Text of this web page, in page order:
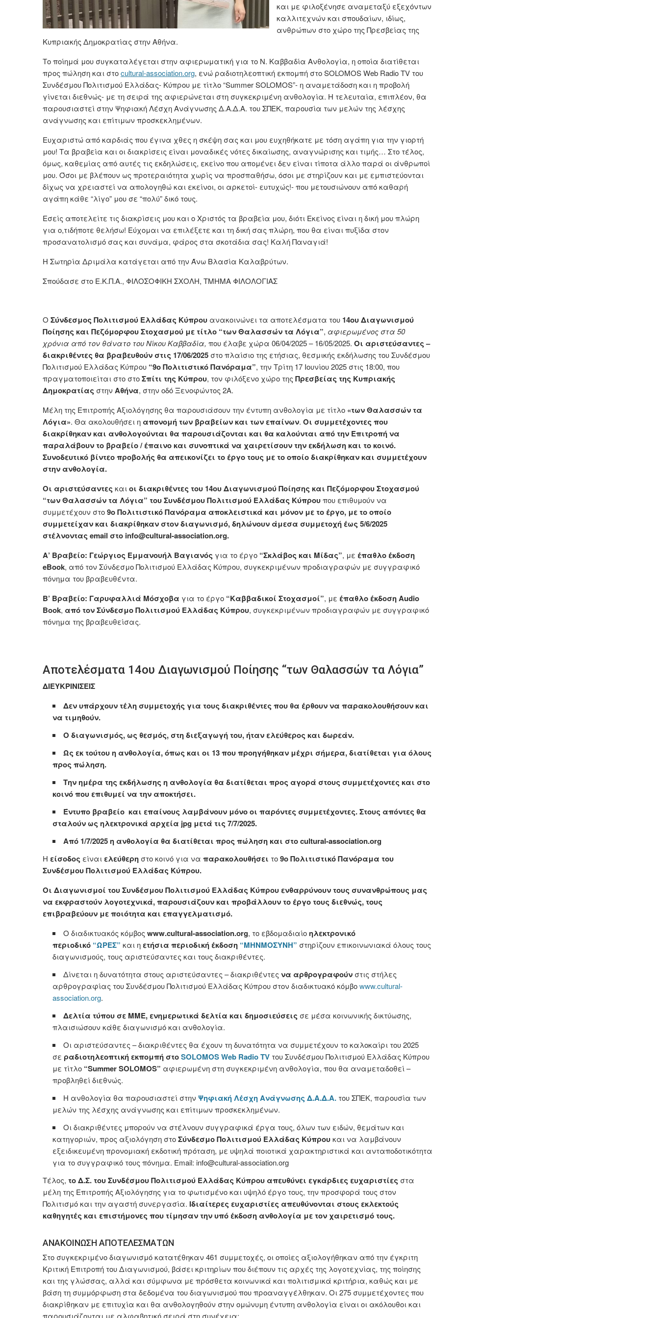
και με φιλοξένησε αναμεταξύ εξεχόντων
καλλιτεχνών και σπουδαίων, ιδίως,
ανθρώπων στο χώρο της Πρεσβείας της
Κυπριακής Δημοκρατίας στην Αθήνα.
Το ποίημά μου συγκαταλέγεται στην αφιερωματική για το Ν. Καββαδία Ανθολογία, η οποία διατίθεται
προς πώληση και στοcultural-association.org, ενώ ραδιοτηλεοπτική εκπομπή στο SOLOMOS Web Radio TV του
Συνδέσμου Πολιτισμού Ελλάδας- Κύπρου με τίτλο “Summer SOLOMOS”- η αναμετάδοση και η προβολή
γίνεται διεθνώς- με τη σειρά της αφιερώνεται στη συγκεκριμένη ανθολογία. Η τελευταία, επιπλέον, θα
παρουσιαστεί στην Ψηφιακή Λέσχη Ανάγνωσης Δ.Α.Δ.Α. του ΣΠΕΚ, παρουσία των μελών της λέσχης
ανάγνωσης και επίτιμων προσκεκλημένων.
Ευχαριστώ από καρδιάς που έγινα χθες η σκέψη σας και μου ευχηθήκατε με τόση αγάπη για την γιορτή
μου! Τα βραβεία και οι διακρίσεις είναι μοναδικές νότες δικαίωσης, αναγνώρισης και τιμής… Στο τέλος,
όμως, καθεμίας από αυτές τις εκδηλώσεις, εκείνο που απομένει δεν είναι τίποτα άλλο παρά οι άνθρωποί
μου. Όσοι με βλέπουν ως προτεραιότητα χωρίς να προσπαθήσω, όσοι με στηρίζουν και με εμπιστεύονται
δίχως να χρειαστεί να απολογηθώ και εκείνοι, οι αρκετοί- ευτυχώς!- που μετουσιώνουν από καθαρή
αγάπη κάθε “λίγο” μου σε “πολύ” δικό τους.
Εσείς αποτελείτε τις διακρίσεις μου και ο Χριστός τα βραβεία μου, διότι Εκείνος είναι η δική μου πλώρη
για ο,τιδήποτε θελήσω! Εύχομαι να επιλέξετε και τη δική σας πλώρη, που θα είναι πυξίδα στον
προσανατολισμό σας και συνάμα, φάρος στα σκοτάδια σας! Καλή Παναγιά!
Η Σωτηρία Δριμάλα κατάγεται από την Άνω Βλασία Καλαβρύτων.
Σπούδασε στο Ε.Κ.Π.Α., ΦΙΛΟΣΟΦΙΚΗ ΣΧΟΛΗ, ΤΜΗΜΑ ΦΙΛΟΛΟΓΙΑΣ
Ο Σύνδεσμος Πολιτισμού Ελλάδας Κύπρου ανακοινώνει τα αποτελέσματα του 14ου Διαγωνισμού
Ποίησης και Πεζόμορφου Στοχασμού με τίτλο “των Θαλασσών τα Λόγια”, αφιερωμένος στα 50
χρόνια από τον θάνατο του Νίκου Καββαδία, που έλαβε χώρα 06/04/2025 – 16/05/2025. Οι αριστεύσαντες –
διακριθέντες θα βραβευθούν στις 17/06/2025 στο πλαίσιο της ετήσιας, θεσμικής εκδήλωσης του Συνδέσμου
Πολιτισμού Ελλάδας Κύπρου “9ο Πολιτιστικό Πανόραμα”, την Τρίτη 17 Ιουνίου 2025 στις 18:00, που
πραγματοποιείται στο στοΣπίτι της Κύπρου, τον φιλόξενο χώρο της Πρεσβείας της Κυπριακής
Δημοκρατίας στην Αθήνα, στην οδό Ξενοφώντος 2Α.
Μέλη της Επιτροπής Αξιολόγησης θα παρουσιάσουν την έντυπη ανθολογία με τίτλο «των Θαλασσών τα
Λόγια». Θα ακολουθήσει η απονομή των βραβείων και των επαίνων. Οι συμμετέχοντες που
διακρίθηκαν και ανθολογούνται θα παρουσιάζονται και θα καλούνται από την Επιτροπή να
παραλάβουν το βραβείο / έπαινο και συνοπτικά να χαιρετίσουν την εκδήλωση και το κοινό.
Συνοδευτικό βίντεο προβολής θα απεικονίζει το έργο τους με το οποίο διακρίθηκαν και συμμετέχουν
στην ανθολογία.
Οι αριστεύσαντες και οι διακριθέντες του 14ου Διαγωνισμού Ποίησης και Πεζόμορφου Στοχασμού
“των Θαλασσών τα Λόγια” του Συνδέσμου Πολιτισμού Ελλάδας Κύπρουπου επιθυμούν να
συμμετέχουν στο9ο Πολιτιστικό Πανόραμα αποκλειστικά και μόνον με το έργο, με το οποίο
συμμετείχαν και διακρίθηκαν στον διαγωνισμό, δηλώνουν άμεσα συμμετοχή έως 5/6/2025
στέλνοντας email στο info@cultural-association.org.
Α’ Βραβείο: Γεώργιος Εμμανουήλ Βαγιανός για το έργο “Σκλάβος και Μίδας”, με έπαθλο έκδοση
eBook, από τον Σύνδεσμο Πολιτισμού Ελλάδας Κύπρου, συγκεκριμένων προδιαγραφών με συγγραφικό
πόνημα του βραβευθέντα.
Β’ Βραβείο: Γαρυφαλλιά Μόσχοβα για το έργο “Καββαδικοί Στοχασμοί”, με έπαθλο έκδοση Audio
Book, από τον Σύνδεσμο Πολιτισμού Ελλάδας Κύπρου, συγκεκριμένων προδιαγραφών με συγγραφικό
πόνημα της βραβευθείσας.
Αποτελέσματα 14ου Διαγωνισμού Ποίησης “των Θαλασσών τα Λόγια”
ΔΙΕΥΚΡΙΝΙΣΕΙΣ
Δεν υπάρχουν τέλη συμμετοχής για τους διακριθέντες που θα έρθουν να παρακολουθήσουν και
να τιμηθούν.
Ο διαγωνισμός, ως θεσμός, στη διεξαγωγή του, ήταν ελεύθερος και δωρεάν.
Ως εκ τούτου η ανθολογία, όπως και οι 13 που προηγήθηκαν μέχρι σήμερα, διατίθεται για όλους
προς πώληση.
Την ημέρα της εκδήλωσης η ανθολογία θα διατίθεται προς αγορά στους συμμετέχοντες και στο
κοινό που επιθυμεί να την αποκτήσει.
Έντυπο βραβείο και επαίνους λαμβάνουν μόνο οι παρόντες συμμετέχοντες. Στους απόντες θα
σταλούν ως ηλεκτρονικά αρχεία jpg μετά τις 7/7/2025.
Από 1/7/2025 η ανθολογία θα διατίθεται προς πώληση και στο cultural-association.org
Η είσοδος είναι ελεύθερη στο κοινό για να παρακολουθήσει το9ο Πολιτιστικό Πανόραμα του
Συνδέσμου Πολιτισμού Ελλάδας Κύπρου.
Οι Διαγωνισμοί του Συνδέσμου Πολιτισμού Ελλάδας Κύπρου ενθαρρύνουν τους συνανθρώπους μας
να εκφραστούν λογοτεχνικά, παρουσιάζουν και προβάλλουν το έργο τους διεθνώς, τους
επιβραβεύουν με ποιότητα και επαγγελματισμό.
Ο διαδικτυακός κόμβος www.cultural-association.org, το εβδομαδιαίο ηλεκτρονικό
περιοδικό “ΩΡΕΣ” και η ετήσια περιοδική έκδοση “ΜΗΝΜΟΣΥΝΗ” στηρίζουν επικοινωνιακά όλους τους
διαγωνισμούς, τους αριστεύσαντες και τους διακριθέντες.
Δίνεται η δυνατότητα στους αριστεύσαντες – διακριθέντες να αρθρογραφούν στις στήλες
αρθρογραφίας του Συνδέσμου Πολιτισμού Ελλάδας Κύπρου στον διαδικτυακό κόμβοwww.cultural-
association.org.
Δελτία τύπου σε ΜΜΕ, ενημερωτικά δελτία και δημοσιεύσεις σε μέσα κοινωνικής δικτύωσης,
πλαισιώσουν κάθε διαγωνισμό και ανθολογία.
Οι αριστεύσαντες – διακριθέντες θα έχουν τη δυνατότητα να συμμετέχουν το καλοκαίρι του 2025
σε ραδιοτηλεοπτική εκπομπή στοSOLOMOS Web Radio TV του Συνδέσμου Πολιτισμού Ελλάδας Κύπρου
με τίτλο “Summer SOLOMOS” αφιερωμένη στη συγκεκριμένη ανθολογία, που θα αναμεταδοθεί –
προβληθεί διεθνώς.
Η ανθολογία θα παρουσιαστεί στην Ψηφιακή Λέσχη Ανάγνωσης Δ.Α.Δ.Α. του ΣΠΕΚ, παρουσία των
μελών της λέσχης ανάγνωσης και επίτιμων προσκεκλημένων.
Οι διακριθέντες μπορούν να στέλνουν συγγραφικά έργα τους, όλων των ειδών, θεμάτων και
κατηγοριών, προς αξιολόγηση στοΣύνδεσμο Πολιτισμού Ελλάδας Κύπρουκαι να λαμβάνουν
εξειδικευμένη προνομιακή εκδοτική πρόταση, με υψηλά ποιοτικά χαρακτηριστικά και ανταποδοτικότητα
για το συγγραφικό τους πόνημα. Email: info@cultural-association.org
Τέλος, το Δ.Σ. του Συνδέσμου Πολιτισμού Ελλάδας Κύπρου απευθύνει εγκάρδιες ευχαριστίες στα
μέλη της Επιτροπής Αξιολόγησης για το φωτισμένο και υψηλό έργο τους, την προσφορά τους στον
Πολιτισμό και την αγαστή συνεργασία. Ιδιαίτερες ευχαριστίες απευθύνονται στους εκλεκτούς
καθηγητές και επιστήμονες που τίμησαν την υπό έκδοση ανθολογία με τον χαιρετισμό τους.
ΑΝΑΚΟΙΝΩΣΗ ΑΠΟΤΕΛΕΣΜΑΤΩΝ
Στο συγκεκριμένο διαγωνισμό κατατέθηκαν 461 συμμετοχές, οι οποίες αξιολογήθηκαν από την έγκριτη
Κριτική Επιτροπή του Διαγωνισμού, βάσει κριτηρίων που διέπουν τις αρχές της λογοτεχνίας, της ποίησης
και της γλώσσας, αλλά και σύμφωνα με πρόσθετα κοινωνικά και πολιτισμικά κριτήρια, καθώς και με
βάση τη συμμόρφωση στα δεδομένα του διαγωνισμού που προαναγγέλθηκαν. Οι 275 συμμετέχοντες που
διακρίθηκαν με επιτυχία και θα ανθολογηθούν στην ομώνυμη έντυπη ανθολογία είναι οι ακόλουθοι και
παρουσιάζονται με αλφαβητική σειρά στη συνέχεια: